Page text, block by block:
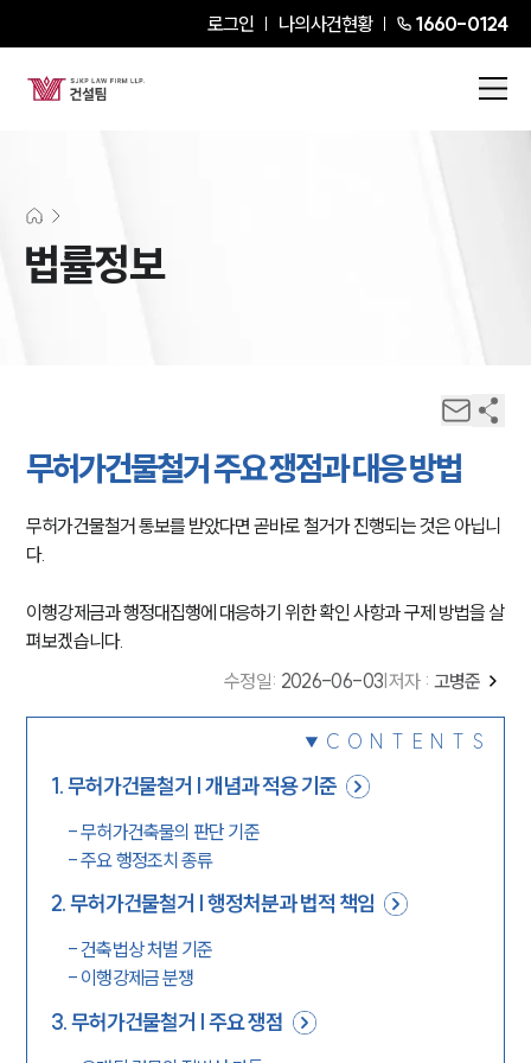
로그인 나의사건현황 1660-0124
법률정보
무허가건물철거 주요 쟁점과 대응 방법
무허가건물철거 통보를 받았다면 곧바로 철거가 진행되는 것은 아닙니
다.
이행강제금과 행정대집행에 대응하기 위한 확인 사항과 구제 방법을 살
펴보겠습니다.
수정일: 2026-06-03 저자 : 고병준
CONTENTS
1.무허가건물철거 | 개념과 적용 기준
-무허가건축물의 판단 기준
-주요 행정조치 종류
2.무허가건물철거 | 행정처분과 법적 책임
-건축법상 처벌 기준
- 이행강제금 분쟁
3.무허가건물철거 | 주요 쟁점